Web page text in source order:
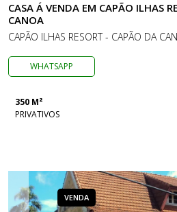
CASA Á VENDA EM CAPÃO ILHAS
CANOA
CAPÃO ILHAS RESORT - CAPÃO DA
WHATSAPP
350 M²
PRIVATIVOS
VENDA